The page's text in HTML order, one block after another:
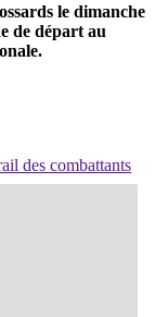
le dimanche
de départ au
des combattants